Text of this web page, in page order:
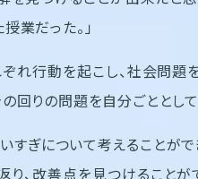
業だった。」
行動を起こし、社会問題
回りの問題を自分ごととし
すぎについて考えることが
、改善点を見つけることが